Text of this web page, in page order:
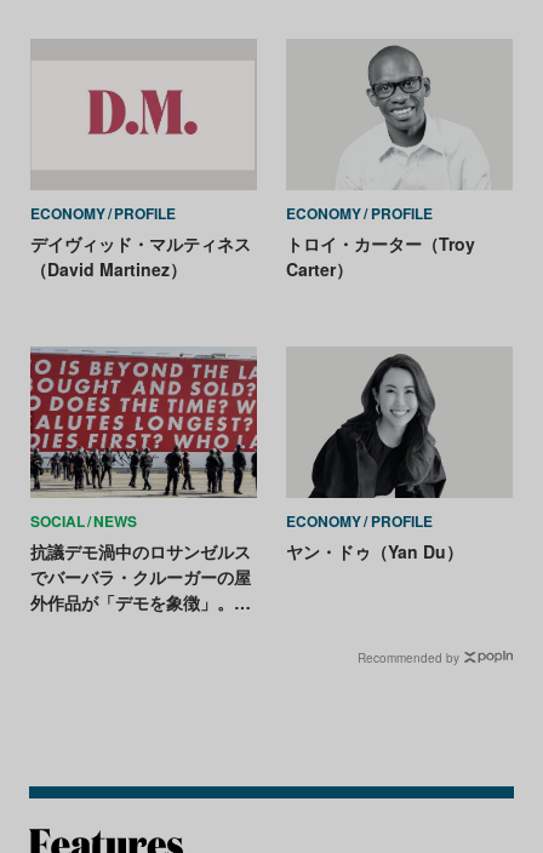
ECONOMY PROFILE
デイヴィッド・マルティネス
（David Martinez）
ECONOMY PROFILE
トロイ・カーター（Troy
Carter）
SOCIAL NEWS
抗議デモ渦中のロサンゼルス
でバーバラ・クルーガーの屋
外作品が「デモを象徴」。現
ECONOMY PROFILE
ヤン・ドゥ（Yan Du）
Recommended by